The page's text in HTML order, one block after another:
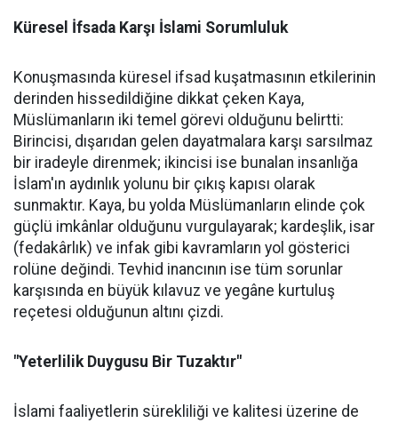
Küresel İfsada Karşı İslami Sorumluluk
Konuşmasında küresel ifsad kuşatmasının etkilerinin
derinden hissedildiğine dikkat çeken Kaya,
Müslümanların iki temel görevi olduğunu belirtti:
Birincisi, dışarıdan gelen dayatmalara karşı sarsılmaz
bir iradeyle direnmek; ikincisi ise bunalan insanlığa
İslam'ın aydınlık yolunu bir çıkış kapısı olarak
sunmaktır. Kaya, bu yolda Müslümanların elinde çok
güçlü imkânlar olduğunu vurgulayarak; kardeşlik, isar
(fedakârlık) ve infak gibi kavramların yol gösterici
rolüne değindi. Tevhid inancının ise tüm sorunlar
karşısında en büyük kılavuz ve yegâne kurtuluş
reçetesi olduğunun altını çizdi.
"Yeterlilik Duygusu Bir Tuzaktır"
İslami faaliyetlerin sürekliliği ve kalitesi üzerine de